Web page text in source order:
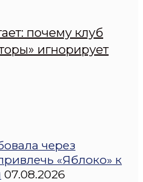
почему клуб
игнорирует
через
«Яблоко» к
07.08.2026